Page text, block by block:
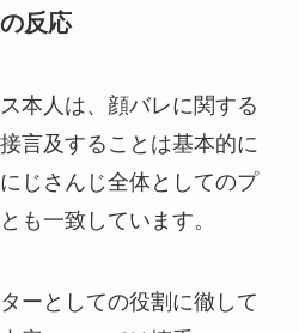
反応
本人は、顔バレに関する
言及することは基本的に
じさんじ全体としてのプ
も一致しています。
ーとしての役割に徹して